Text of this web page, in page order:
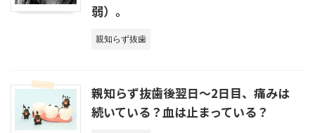
弱）。
親知らず抜歯
親知らず抜歯後翌日～2日目、痛みは
続いている？血は止まっている？